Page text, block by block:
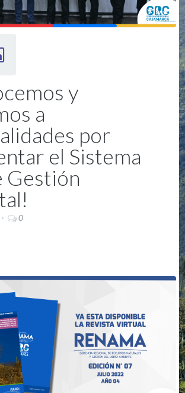
y
a
por
el Sistema
Gestión
0